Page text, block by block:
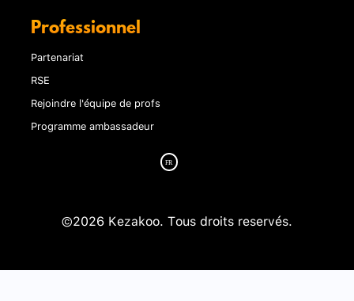
Professionnel
Partenariat
RSE
Rejoindre l'équipe de profs
Programme ambassadeur
©2026 Kezakoo. Tous droits reservés.